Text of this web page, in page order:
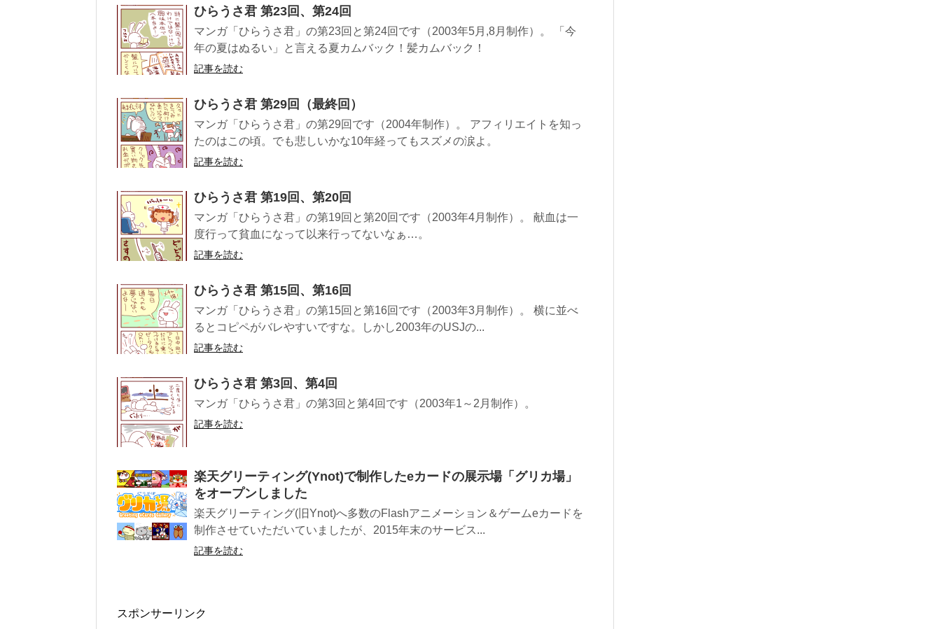
ひらうさ君 第23回、第24回
マンガ「ひらうさ君」の第23回と第24回です（2003年5月,8月制作）。 「今
年の夏はぬるい」と言える夏カムバック！髪カムバック！
記事を読む
ひらうさ君 第29回（最終回）
マンガ「ひらうさ君」の第29回です（2004年制作）。 アフィリエイトを知っ
たのはこの頃。でも悲しいかな10年経ってもスズメの涙よ。
記事を読む
ひらうさ君 第19回、第20回
マンガ「ひらうさ君」の第19回と第20回です（2003年4月制作）。 献血は一
度行って貧血になって以来行ってないなぁ…。
記事を読む
ひらうさ君 第15回、第16回
マンガ「ひらうさ君」の第15回と第16回です（2003年3月制作）。 横に並べ
るとコピペがバレやすいですな。しかし2003年のUSJの...
記事を読む
ひらうさ君 第3回、第4回
マンガ「ひらうさ君」の第3回と第4回です（2003年1～2月制作）。
記事を読む
楽天グリーティング(Ynot)で制作したeカードの展示場「グリカ場」
をオープンしました
楽天グリーティング(旧Ynot)へ多数のFlashアニメーション＆ゲームeカードを
制作させていただいていましたが、2015年末のサービス...
記事を読む
スポンサーリンク